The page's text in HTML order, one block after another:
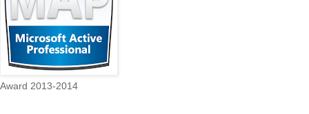
Award 2013-2014